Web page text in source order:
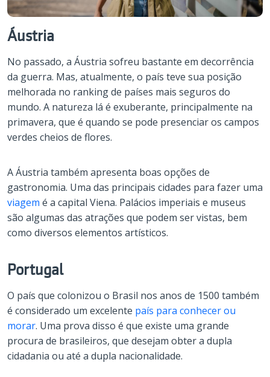
Áustria
No passado, a Áustria sofreu bastante em decorrência
da guerra. Mas, atualmente, o país teve sua posição
melhorada no ranking de países mais seguros do
mundo. A natureza lá é exuberante, principalmente na
primavera, que é quando se pode presenciar os campos
verdes cheios de flores.
A Áustria também apresenta boas opções de
gastronomia. Uma das principais cidades para fazer uma
viagem é a capital Viena. Palácios imperiais e museus
são algumas das atrações que podem ser vistas, bem
como diversos elementos artísticos.
Portugal
O país que colonizou o Brasil nos anos de 1500 também
é considerado um excelente país para conhecer ou
morar. Uma prova disso é que existe uma grande
procura de brasileiros, que desejam obter a dupla
cidadania ou até a dupla nacionalidade.